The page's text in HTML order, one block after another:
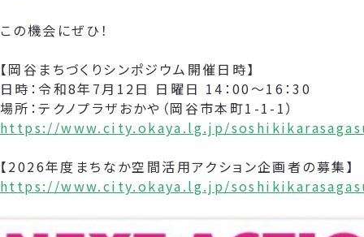
この機会にぜひ！
【岡谷まちづくりシンポジウム開催日時】
日時：令和8年7月12日 日曜日 14：00～16：30
場所：テクノプラザおかや（岡谷市本町1-1-1）
https://www.city.okaya.lg.jp/
【2026年度まちなか空間活用アクション企画者の募集】
https://www.city.okaya.lg.jp/